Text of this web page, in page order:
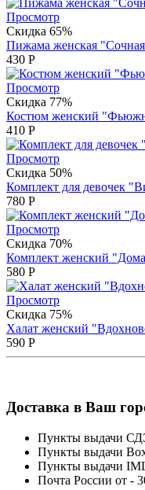
Просмотр
Скидка 65%
Пижама женская
430 Р
Просмотр
Скидка 77%
Костюм женский
410 Р
Просмотр
Скидка 50%
Комплект для девочек
780 Р
Просмотр
Скидка 70%
Комплект женский
580 Р
Просмотр
Скидка 75%
Халат женский
590 Р
Доставка в Ваш
Пункты выдачи
Пункты выдачи
Пункты выдачи
Почта России от -